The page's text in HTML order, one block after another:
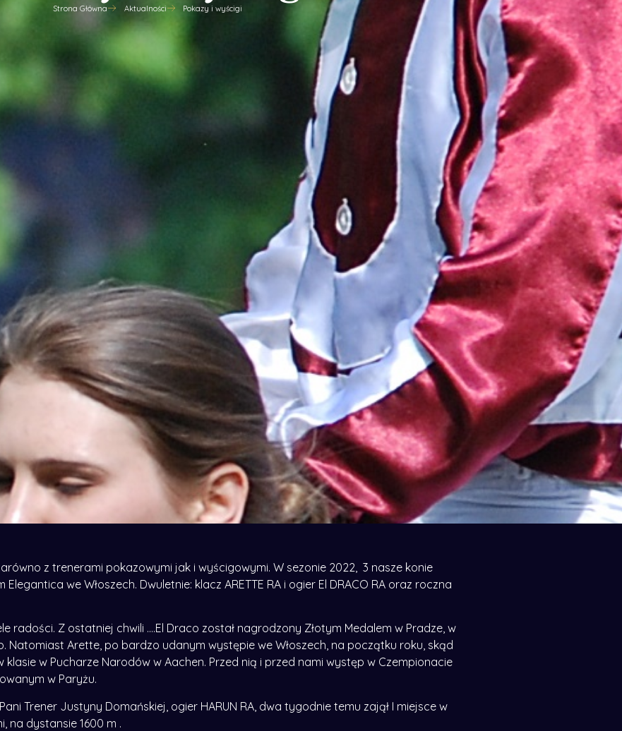
Strona Główna Aktualności Pokazy i wyścigi
z trenerami pokazowymi jak i wyścigowymi. W sezonie 2022, 3 nasze konie
we Włoszech. Dwuletnie: klacz ARETTE RA i ogier El DRACO RA oraz roczna
radości. Z ostatniej chwili ….El Draco został nagrodzony Złotym Medalem w Pradze, w
Natomiast Arette, po bardzo udanym występie we Włoszech, na początku roku, skąd
klasie w Pucharze Narodów w Aachen. Przed nią i przed nami występ w Czempionacie
w Paryżu.
Trener Justyny Domańskiej, ogier HARUN RA, dwa tygodnie temu zajął I miejsce w
na dystansie 1600 m .